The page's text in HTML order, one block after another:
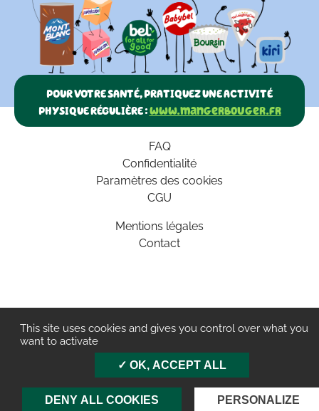
POUR VOTRE SANTÉ, PRATIQUEZ UNE ACTIVITÉ
PHYSIQUE RÉGULIÈRE :www.mangerbouger.fr
FAQ
Confidentialité
Paramètres des cookies
CGU
Mentions légales
Contact
This site uses cookies and gives you control over what you
want to activate
OK, ACCEPT ALL
DENY ALL COOKIES PERSONALIZE